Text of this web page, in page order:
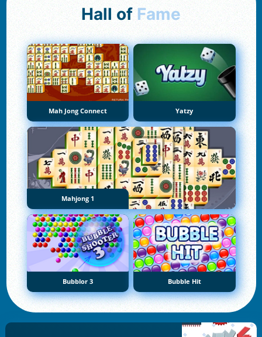
Hall of Fame
Mah Jong Connect Yatzy
Mahjong 1
Bubblor 3 Bubble Hit